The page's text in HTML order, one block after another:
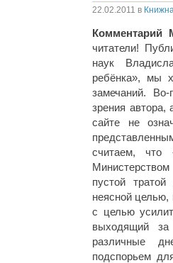
22.02.2011 в
читатели!
наук
ребёнка», мы
замечаний.
зрения
сайте не
считаем, что
пустой
неясной целью,
с целью
выходящий
различные
подспорьем